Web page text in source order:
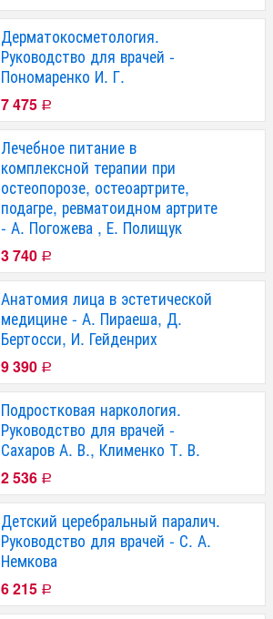
Дерматокосметология.
Руководство для врачей -
Пономаренко И. Г.
7 475 Р
Лечебное питание в
комплексной терапии при
остеопорозе, остеоартрите,
подагре, ревматоидном артрите
- А. Погожева , Е. Полищук
3 740 Р
Анатомия лица в эстетической
медицине - А. Пираеша, Д.
Бертосси, И. Гейденрих
9 390 Р
Подростковая наркология.
Руководство для врачей -
Сахаров А. В., Клименко Т. В.
2 536 Р
Детский церебральный паралич.
Руководство для врачей - С. А.
Немкова
6 215 Р